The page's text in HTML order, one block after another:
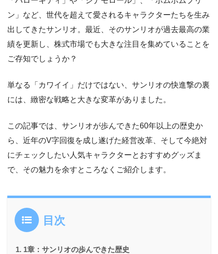
ン」など、世代を超えて愛されるキャラクターたちを生み
出してきたサンリオ。最近、そのサンリオが過去最高の業
績を更新し、株式市場でも大きな注目を集めていることを
ご存知でしょうか？
単なる「カワイイ」だけではない、サンリオの快進撃の裏
には、緻密な戦略と大きな変革がありました。
この記事では、サンリオが歩んできた60年以上の歴史か
ら、近年のV字回復を成し遂げた経営改革、そして今絶対
にチェックしたい人気キャラクターとおすすめグッズま
で、その魅力を余すところなくご紹介します。
目次
1章：サンリオの歩んできた歴史